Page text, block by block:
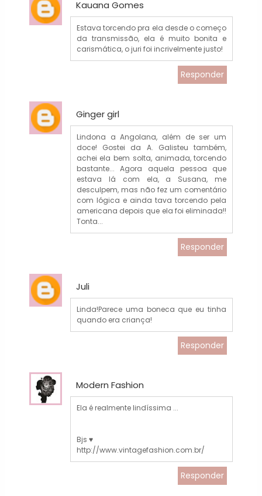
Kauana Gomes
Estava torcendo pra ela desde o começo
da transmissão, ela é muito bonita e
carismática, o juri foi incrivelmente justo!
Responder
Ginger girl
Lindona a Angolana, além de ser um
doce! Gostei da A. Galisteu também,
achei ela bem solta, animada, torcendo
bastante... Agora aquela pessoa que
estava lá com ela, a Susana, me
desculpem, mas não fez um comentário
com lógica e ainda tava torcendo pela
americana depois que ela foi eliminada!!
Tonta...
Responder
Juli
Linda!Parece uma boneca que eu tinha
quando era criança!
Responder
Modern Fashion
Ela é realmente lindíssima ...
Bjs ♥
http://www.vintagefashion.com.br/
Responder